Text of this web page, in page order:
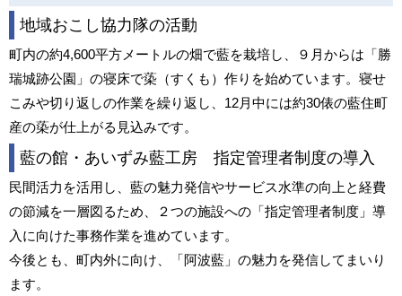
地域おこし協力隊の活動
町内の約4,600平方メートルの畑で藍を栽培し、９月からは「勝
瑞城跡公園」の寝床で蒅（すくも）作りを始めています。寝せ
こみや切り返しの作業を繰り返し、12月中には約30俵の藍住町
産の蒅が仕上がる見込みです。
藍の館・あいずみ藍工房 指定管理者制度の導入
民間活力を活用し、藍の魅力発信やサービス水準の向上と経費
の節減を一層図るため、２つの施設への「指定管理者制度」導
入に向けた事務作業を進めています。
今後とも、町内外に向け、「阿波藍」の魅力を発信してまいり
ます。